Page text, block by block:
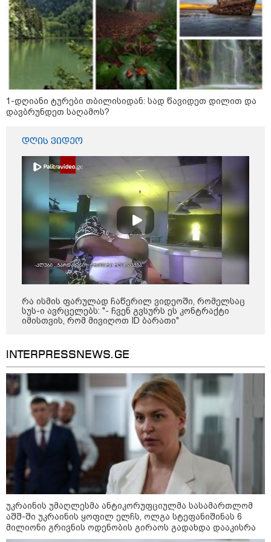
იქნება როგორც საცალო, ასევე
ონლაინ გაყიდვის რეჟიმი" -
გივი მიქანაძე
კატეგორიის ყველა სიახლე
კატეგორიები
6
აგვისტო
დღის ზოგადი
ასტროლოგიური
პროგნოზი
მოიმატებს მოტივაცია და აქტიური მოქმედების სურვილი.
კარგი დროა იმ საქმეების წამოსაწყებად, რომლებიც დიდ
ძალისხმევასა და ინიციატივას მოითხოვს. თავდაჯერებულობა
და პოზიტიური განწყობა დაგეხმარებათ, რომ დასახულ
მიზნებს ეტაპობრივად მიაღწიოთ.
1-დღიანი ტურები თბილისიდან: სად წავიდეთ დილით და
დავბრუნდეთ საღამოს?
დღის ვიდეო
რა ისმის ფარულად ჩაწერილ ვიდეოში, რომელსაც
სუს-ი ავრცელებს: "- ჩვენ გვსურს ეს კონტრაქტი
იმისთვის, რომ მივიღოთ ID ბარათი"
INTERPRESSNEWS.GE
უკრაინის უმაღლესმა ანტიკორუფციულმა სასამართლომ
აშშ-ში უკრაინის ყოფილ ელჩს, ოლგა სტეფანიშინას 6
მილიონი გრივნის ოდენობის გირაოს გადახდა დააკისრა